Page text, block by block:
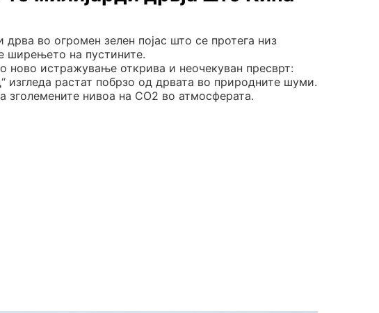
во огромен зелен појас што се протега низ
ширењето на пустините.
ново истражување открива и неочекуван пресврт:
изгледа растат побрзо од дрвата во природните шуми.
нивоа на CO2 во атмосферата.